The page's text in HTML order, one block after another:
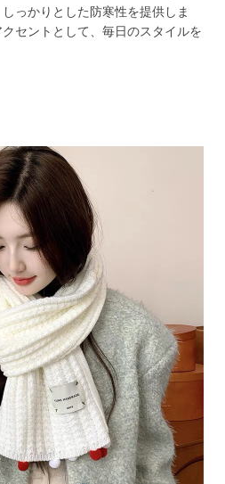
っかりとした防寒性を提供しま
セントとして、毎日のスタイルを